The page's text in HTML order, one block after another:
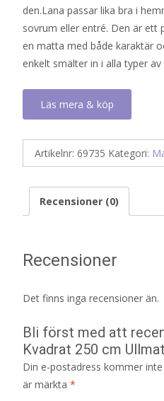
den.Lana passar lika bra i
sovrum eller entré. Den är ett
en matta med både karaktär
enkelt smälter in i alla typer av
Läs mera & köp
Artikelnr: 69735 Kategori:
Recensioner (0)
Recensioner
Det finns inga recensioner än.
Bli först med att
Kvadrat 250 cm
Din e-postadress kommer inte
är märkta *